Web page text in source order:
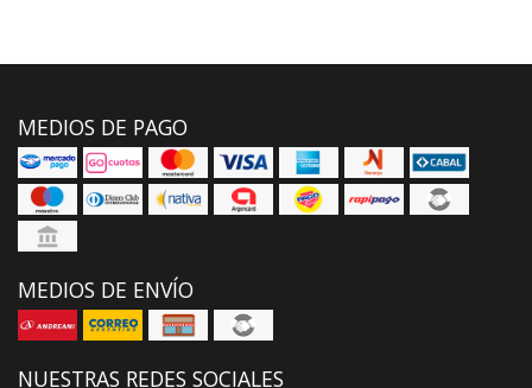
MEDIOS DE PAGO
MEDIOS DE ENVÍO
NUESTRAS REDES SOCIALES